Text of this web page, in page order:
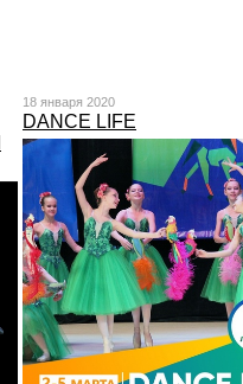
18 января 2020
DANCE LIFE